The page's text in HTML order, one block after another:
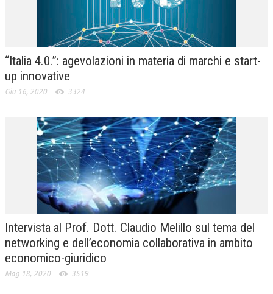
“Italia 4.0.”: agevolazioni in materia di marchi e start-
up innovative
Giu 16, 2020 3324
Intervista al Prof. Dott. Claudio Melillo sul tema del
networking e dell’economia collaborativa in ambito
economico-giuridico
Mag 18, 2020 3519